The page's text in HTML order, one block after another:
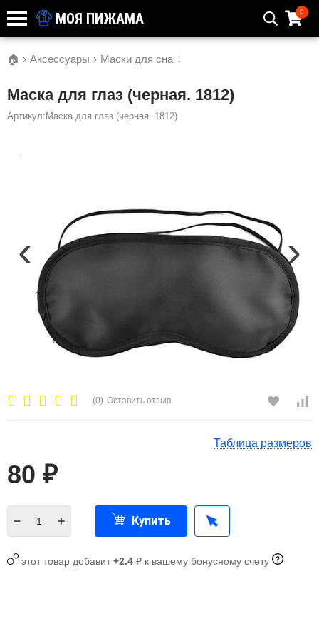
МОЯ ПИЖАМА 0
🏠 › Аксессуары › Маски для сна ↓
Маска для глаз (черная. 1812)
Артикул:Маска для глаз (черная. 1812)
‹ ›
(0) Оставить отзыв
Таблица размеров
80 ₽
Купить
этот товар добавит+2.4 ₽ к вашему бонусному счету